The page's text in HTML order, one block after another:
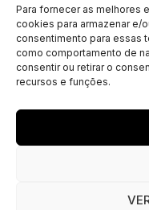
Para fornecer as melhores
cookies para armazenar e/
consentimento para essas
como comportamento de
consentir ou retirar o
recursos e funções.